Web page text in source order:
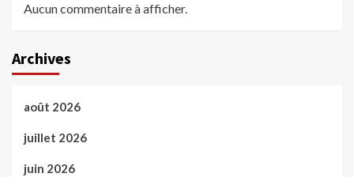
Aucun commentaire à afficher.
Archives
août 2026
juillet 2026
juin 2026